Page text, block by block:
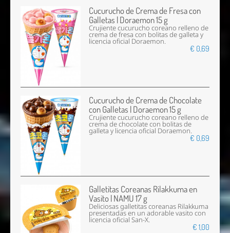
Cucurucho de Crema de Fresa con
Galletas | Doraemon 15 g
Crujiente cucurucho coreano relleno de
crema de fresa con bolitas de galleta y
licencia oficial Doraemon.
€ 0,69
Cucurucho de Crema de Chocolate
con Galletas | Doraemon 15 g
Crujiente cucurucho coreano relleno de
crema de chocolate con bolitas de
galleta y licencia oficial Doraemon.
€ 0,69
Galletitas Coreanas Rilakkuma en
Vasito | NAMU 17 g
Deliciosas galletitas coreanas Rilakkuma
presentadas en un adorable vasito con
licencia oficial San-X.
€ 1,00